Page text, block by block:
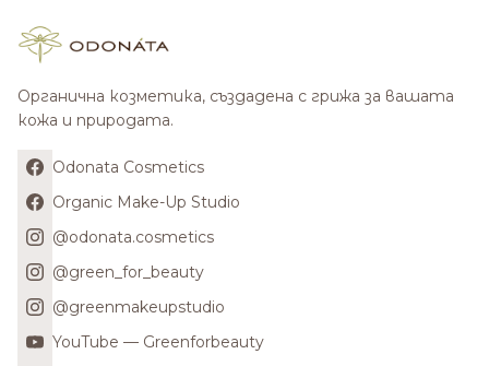
Органична козметика, създадена с грижа за вашата
кожа и природата.
Odonata Cosmetics
Organic Make-Up Studio
@odonata.cosmetics
@green_for_beauty
@greenmakeupstudio
YouTube — Greenforbeauty